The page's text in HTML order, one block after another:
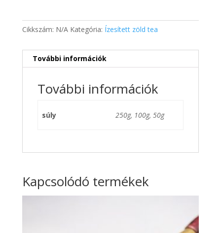
Cikkszám: N/A Kategória: Ízesített zöld tea
További információk
További információk
súly 250g, 100g, 50g
Kapcsolódó termékek